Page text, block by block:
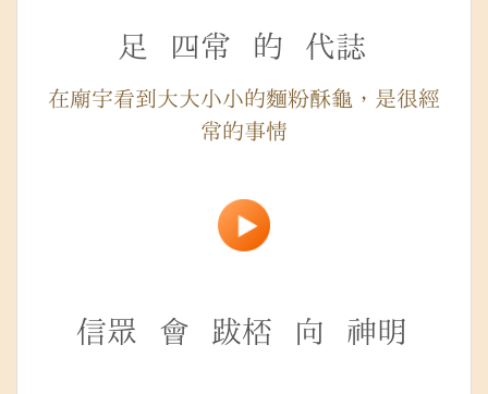
足 四常 的 代誌
在廟宇看到大大小小的麵粉酥龜，是很經
常的事情
信眾 會 跋桮 向 神明